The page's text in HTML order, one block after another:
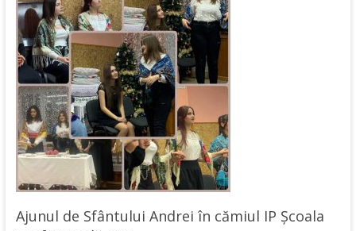
Ajunul de Sfântului Andrei în cămiul IP Școala